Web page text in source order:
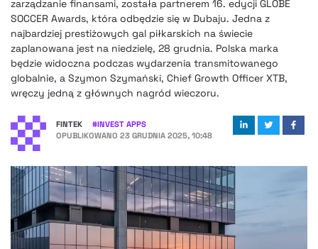
OKIEM EKSPERTA
zarządzanie finansami, została partnerem 16. edycji GLOBE
SOCCER Awards, która odbędzie się w Dubaju. Jedna z
najbardziej prestiżowych gal piłkarskich na świecie
zaplanowana jest na niedzielę, 28 grudnia. Polska marka
będzie widoczna podczas wydarzenia transmitowanego
globalnie, a Szymon Szymański, Chief Growth Officer XTB,
wręczy jedną z głównych nagród wieczoru.
FINTEK #INVEST APPS
OPUBLIKOWANO 23 GRUDNIA 2025, 10:48